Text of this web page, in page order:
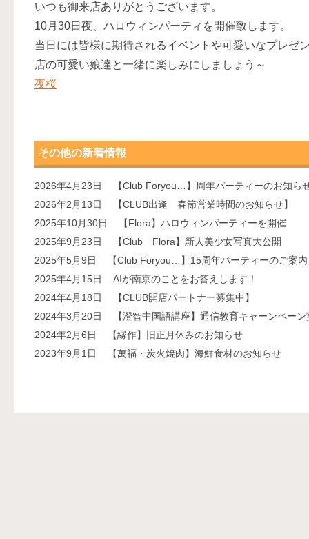
いつも御来店ありがとうございます。
10月30日夜、ハロウィンパーティを開催致します。
当日には皆様に期待されるイベントや可愛いなプレゼ
店の可愛い娘達と一緒に楽しみにしましょう～
夜桜
その他の新着情報
2026年4月23日
【Club Foryou…】周年パーティーのお知ら
2026年2月13日
【CLUB出逢 春節営業時間のお知らせ】
2025年10月30日
【Flora】ハロウィンパーティーを開催
2025年9月23日
【Club Flora】新人美少女写真大公開
2025年5月9日
【Club Foryou…】15周年パーティーのご案内
2025年4月15日
AIが南京のことをお答えします！
2024年4月18日
【CLUB開店パートナー募集中】
2024年3月20日
【澄智中国語講座】通信教育キャーンペー
2024年2月6日
【縁作】旧正月休みのお知らせ
2023年9月1日
【萬福・炭火焼肉】海鮮食材のお知らせ